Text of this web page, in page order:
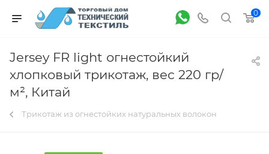
0
Jersey FR light огнестойкий
хлопковый трикотаж, вес 220 гр/
м², Китай
Трикотаж из огнестойких натуральных волокон